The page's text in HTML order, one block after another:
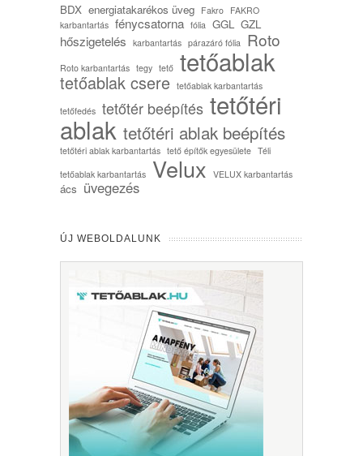
BDX energiatakarékos üveg Fakro FAKRO
karbantartás fénycsatorna fólia GGL GZL
hőszigetelés karbantartás párazáró fólia Roto
Roto karbantartás tegy tető tetőablak
tetőablak csere tetőablak karbantartás
tetőfedés tetőtér beépítés tetőtéri
ablak tetőtéri ablak beépítés
tetőtéri ablak karbantartás tető építők egyesülete Téli
tetőablak karbantartás Velux VELUX karbantartás
ács üvegezés
ÚJ WEBOLDALUNK